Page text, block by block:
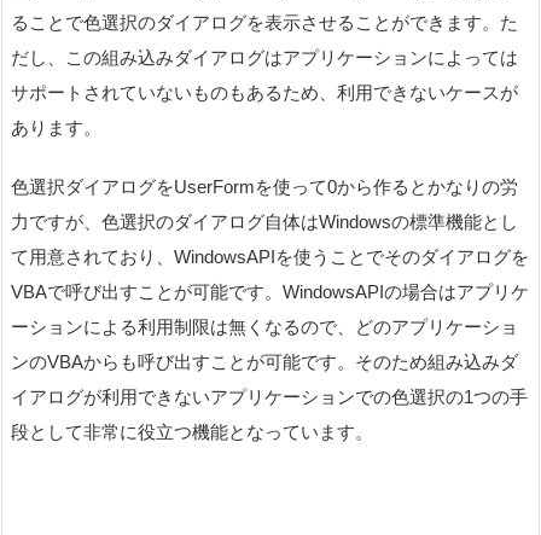
ることで色選択のダイアログを表示させることができます。た
だし、この組み込みダイアログはアプリケーションによっては
サポートされていないものもあるため、利用できないケースが
あります。
色選択ダイアログをUserFormを使って0から作るとかなりの労
力ですが、色選択のダイアログ自体はWindowsの標準機能とし
て用意されており、WindowsAPIを使うことでそのダイアログを
VBAで呼び出すことが可能です。WindowsAPIの場合はアプリケ
ーションによる利用制限は無くなるので、どのアプリケーショ
ンのVBAからも呼び出すことが可能です。そのため組み込みダ
イアログが利用できないアプリケーションでの色選択の1つの手
段として非常に役立つ機能となっています。